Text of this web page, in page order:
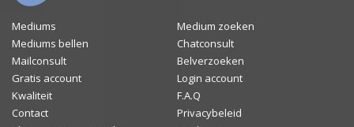
Mediums
Medium zoeken
Mediums bellen
Chatconsult
Mailconsult
Belverzoeken
Gratis account
Login account
Kwaliteit
F.A.Q
Contact
Privacybeleid